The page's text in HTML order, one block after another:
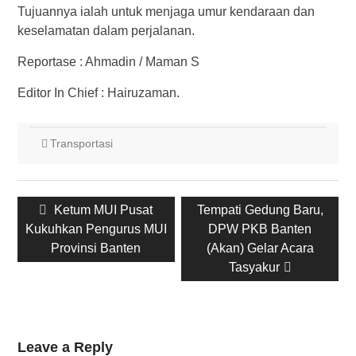
Tujuannya ialah untuk menjaga umur kendaraan dan
keselamatan dalam perjalanan.
Reportase : Ahmadin / Maman S
Editor In Chief : Hairuzaman.
Transportasi
Post
navigation
Previous
post:
Ketum MUI Pusat
Kukuhkan Pengurus MUI
Provinsi Banten
Next
post:
Tempati Gedung Baru,
DPW PKB Banten
(Akan) Gelar Acara
Tasyakur
Leave a Reply